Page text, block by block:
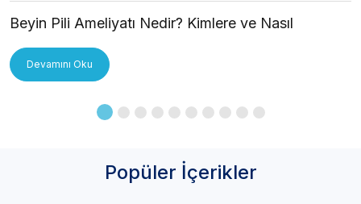
Beyin Pili Ameliyatı Nedir? Kimlere ve Nasıl
Devamını Oku
Popüler İçerikler